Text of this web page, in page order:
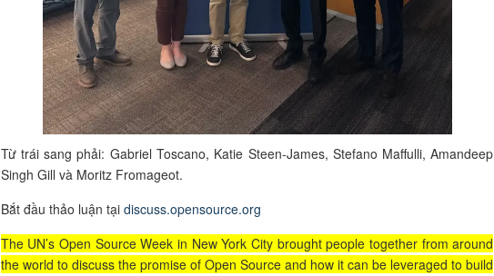
Từ trái sang phải: Gabriel Toscano, Katie Steen-James, Stefano Maffulli, Amandeep
Singh Gill và Moritz Fromageot.
Bắt đầu thảo luận tại discuss.opensource.org
The UN’s Open Source Week in New York City brought people together from around
the world to discuss the promise of Open Source and how it can be leveraged to build